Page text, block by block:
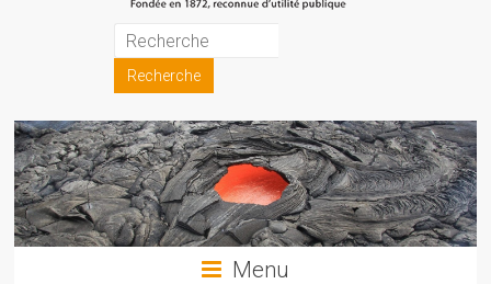
Association
française
pour
l'avancement
des
sciences
Menu